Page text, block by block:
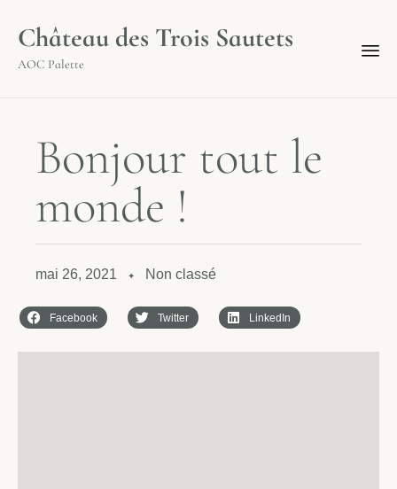
Château des Trois Sautets
AOC Palette
Bonjour tout le
monde !
mai 26, 2021 ✦ Non classé
Facebook Twitter LinkedIn